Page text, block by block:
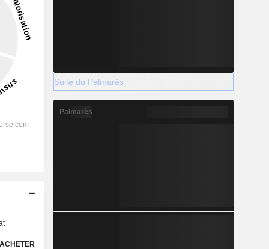
ACHETER
Suite du Palmarès
Palmarès